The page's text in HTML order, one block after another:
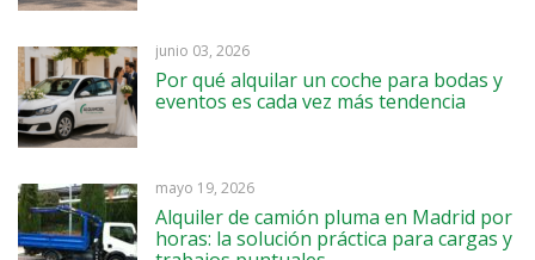
junio 03, 2026
Por qué alquilar un coche para bodas y
eventos es cada vez más tendencia
mayo 19, 2026
Alquiler de camión pluma en Madrid por
horas: la solución práctica para cargas y